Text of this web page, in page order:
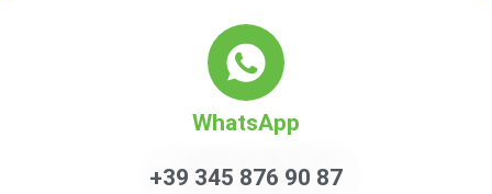
WhatsApp
+39 345 876 90 87